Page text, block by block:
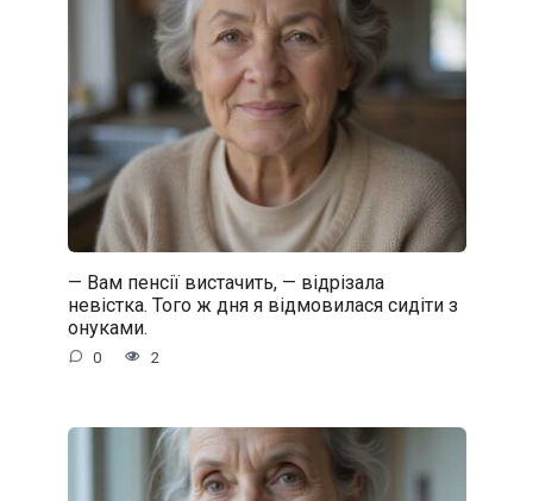
— Вам пенсії вистачить, — відрізала
невістка. Того ж дня я відмовилася сидіти з
онуками.
0 2